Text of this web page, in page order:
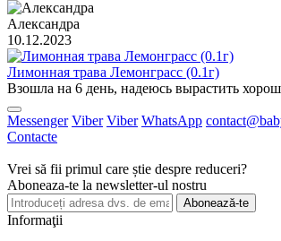
Александра
10.12.2023
Лимонная трава Лемонграсс (0.1г)
Взошла на 6 день, надеюсь вырастить
Messenger Viber Viber WhatsApp
Contacte
Vrei să fii primul care știe despre reduceri?
Aboneaza-te la newsletter-ul nostru
Abonează-te
Informaţii